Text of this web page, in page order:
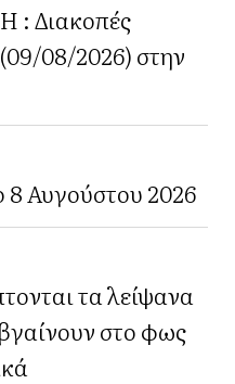
: Διακοπές
08/2026) στην
Αυγούστου 2026
τα λείψανα
στο φως